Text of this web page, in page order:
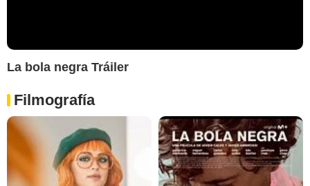
La bola negra Tráiler
Filmografía